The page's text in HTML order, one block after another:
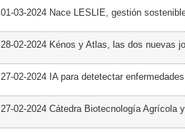
01-03-2024 Nace LESLIE, gestión
28-02-2024 Kénos y Atlas, las dos nuevas
27-02-2024 IA para detetectar
27-02-2024 Cátedra Biotecnología Agrícola